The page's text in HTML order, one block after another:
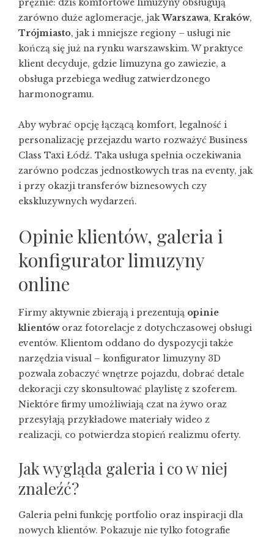
prężnie: dziś komfortowe limuzyny obsługują
zarówno duże aglomeracje, jakWarszawa, Kraków,
Trójmiasto, jak i mniejsze regiony – usługi nie
kończą się już na rynku warszawskim. W praktyce
klient decyduje, gdzie limuzyna go zawiezie, a
obsługa przebiega według zatwierdzonego
harmonogramu.
Aby wybrać opcję łączącą komfort, legalność i
personalizację przejazdu warto rozważyć Business
Class Taxi Łódź. Taka usługa spełnia oczekiwania
zarówno podczas jednostkowych tras na eventy, jak
i przy okazji transferów biznesowych czy
ekskluzywnych wydarzeń.
Opinie klientów, galeria i
konfigurator limuzyny
online
Firmy aktywnie zbierają i prezentują opinie
klientóworaz fotorelacje z dotychczasowej obsługi
eventów. Klientom oddano do dyspozycji także
narzędzia visual – konfigurator limuzyny 3D
pozwala zobaczyć wnętrze pojazdu, dobrać detale
dekoracji czy skonsultować playlistę z szoferem.
Niektóre firmy umożliwiają czat na żywo oraz
przesyłają przykładowe materiały wideo z
realizacji, co potwierdza stopień realizmu oferty.
Jak wygląda galeria i co w niej
znaleźć?
Galeria pełni funkcję portfolio oraz inspiracji dla
nowych klientów. Pokazuje nie tylko fotografie